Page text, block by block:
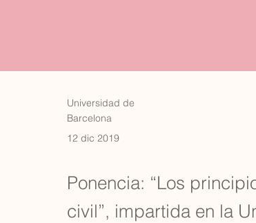
Universidad de
Barcelona
12 dic 2019
Ponencia: “Los
civil”, impartida en la